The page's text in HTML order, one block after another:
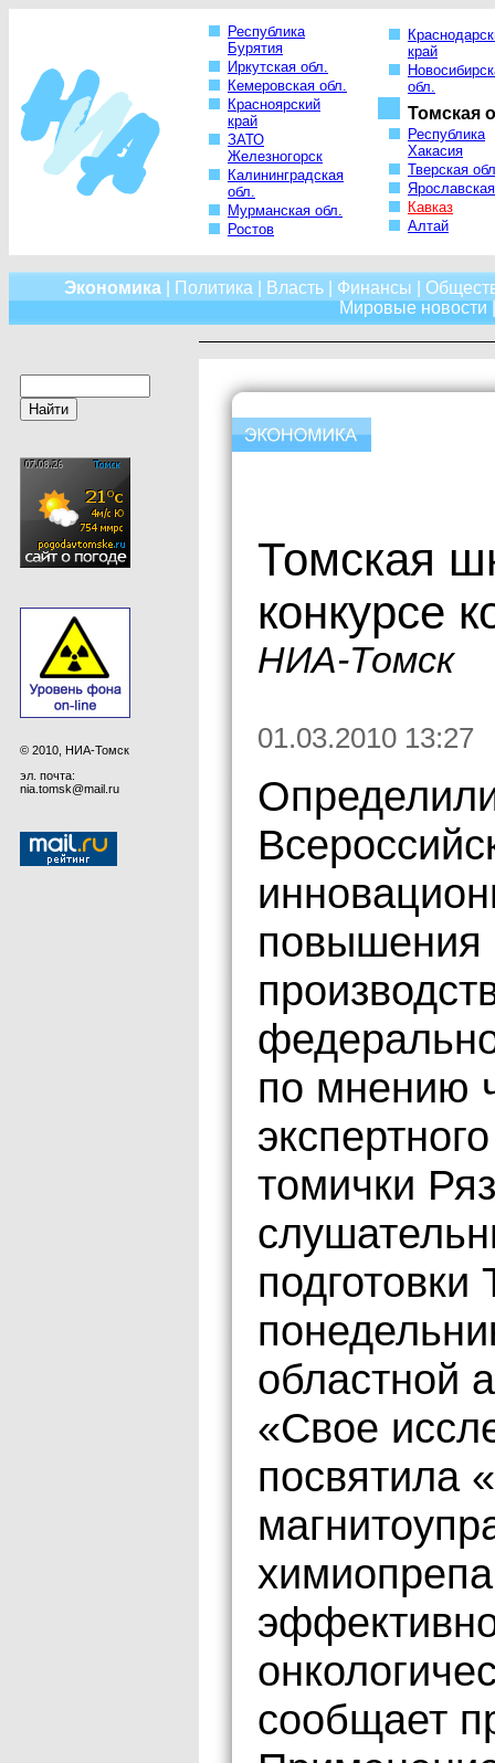
Республика
Бурятия
Иркутская обл.
Кемеровская обл.
Красноярский
край
ЗАТО
Железногорск
Калининградская
обл.
Мурманская обл.
Ростов
край
обл.
Томская
Республика
Хакасия
Тверская
Кавказ
Алтай
Экономика| Политика Власть| Финансы
Мировые новости
© 2010, НИА-Томск
эл. почта:
nia.tomsk@mail.ru
Томская
конкурсе
НИА-Томск
01.03.2010 13:27
повышения
по мнению
томички
областной
«Свое
посвятила
сообщает